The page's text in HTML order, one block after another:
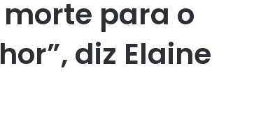
para o
diz Elaine